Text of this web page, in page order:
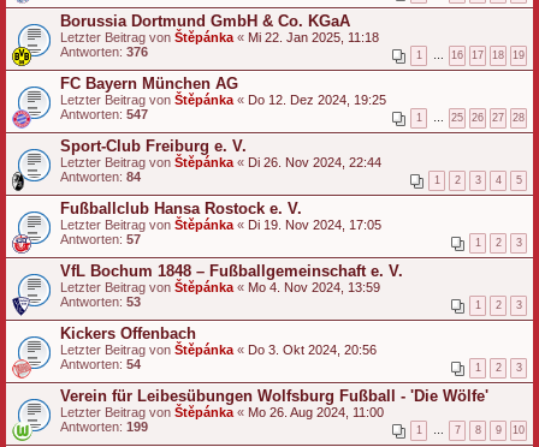
Borussia Dortmund GmbH & Co. KGaA
Letzter Beitrag von Štěpánka « Mi 22. Jan 2025, 11:18
Antworten: 376 1 16 17 18 19
FC Bayern München AG
Letzter Beitrag von Štěpánka « Do 12. Dez 2024, 19:25
Antworten: 547 1 25 26 27 28
Sport-Club Freiburg e. V.
Letzter Beitrag von Štěpánka « Di 26. Nov 2024, 22:44
Antworten: 84 1 2 3 4 5
Fußballclub Hansa Rostock e. V.
Letzter Beitrag von Štěpánka « Di 19. Nov 2024, 17:05
Antworten: 57 1 2 3
VfL Bochum 1848 – Fußballgemeinschaft e. V.
Letzter Beitrag von Štěpánka « Mo 4. Nov 2024, 13:59
Antworten: 53 1 2 3
Kickers Offenbach
Letzter Beitrag von Štěpánka « Do 3. Okt 2024, 20:56
Antworten: 54 1 2 3
Verein für Leibesübungen Wolfsburg Fußball - 'Die Wölfe'
Letzter Beitrag von Štěpánka « Mo 26. Aug 2024, 11:00
Antworten: 199 1 7 8 9 10